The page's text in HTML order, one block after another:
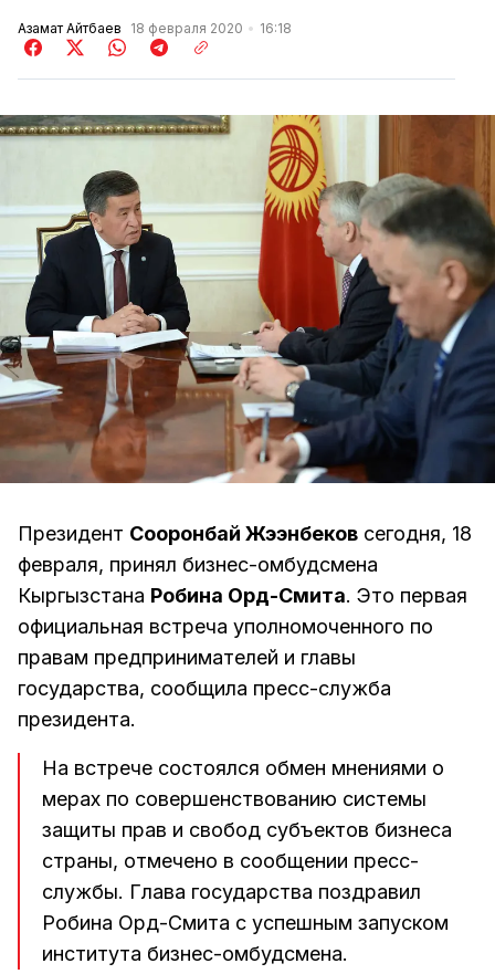
Азамат Айтбаев 18 февраля 2020 16:18
Президент Сооронбай Жээнбеков сегодня, 18
февраля, принял бизнес-омбудсмена
Кыргызстана Робина Орд-Смита. Это первая
официальная встреча уполномоченного по
правам предпринимателей и главы
государства, сообщила пресс-служба
президента.
На встрече состоялся обмен мнениями о
мерах по совершенствованию системы
защиты прав и свобод субъектов бизнеса
страны, отмечено в сообщении пресс-
службы. Глава государства поздравил
Робина Орд-Смита с успешным запуском
института бизнес-омбудсмена.